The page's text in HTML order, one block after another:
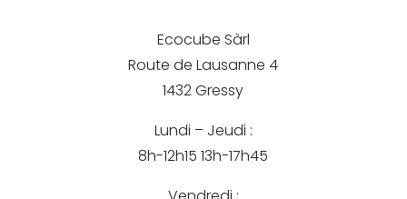
Ecocube Sàrl
Route de Lausanne 4
1432 Gressy
Lundi – Jeudi :
8h-12h15 13h-17h45